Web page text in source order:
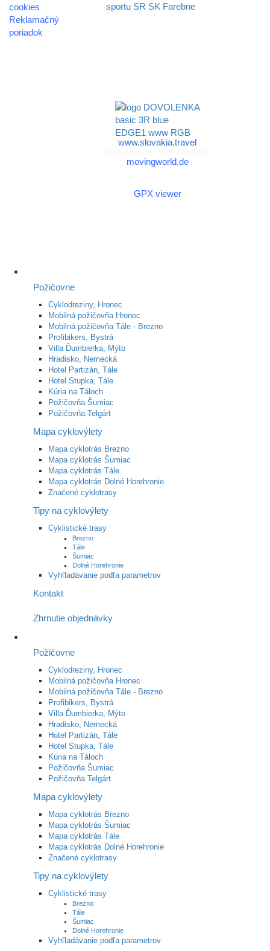
cookies
Reklamačný
poriadok
www.slovakia.travel
movingworld.de
GPX viewer
Požičovne
Cyklodreziny, Hronec
Mobilná požičovňa Hronec
Mobilná požičovňa Tále - Brezno
Profibikers, Bystrá
Villa Ďumbierka, Mýto
Hradisko, Nemecká
Hotel Partizán, Tále
Hotel Stupka, Tále
Kúria na Táloch
Požičovňa Šumiac
Požičovňa Telgárt
Mapa cyklovýlety
Mapa cyklotrás Brezno
Mapa cyklotrás Šumiac
Mapa cyklotrás Tále
Mapa cyklotrás Dolné Horehronie
Značené cyklotrasy
Tipy na cyklovýlety
Cyklistické trasy
Brezno
Tále
Šumiac
Dolné Horehronie
Vyhľladávanie podľa parametrov
Kontakt
Zhrnutie objednávky
Požičovne
Cyklodreziny, Hronec
Mobilná požičovňa Hronec
Mobilná požičovňa Tále - Brezno
Profibikers, Bystrá
Villa Ďumbierka, Mýto
Hradisko, Nemecká
Hotel Partizán, Tále
Hotel Stupka, Tále
Kúria na Táloch
Požičovňa Šumiac
Požičovňa Telgárt
Mapa cyklovýlety
Mapa cyklotrás Brezno
Mapa cyklotrás Šumiac
Mapa cyklotrás Tále
Mapa cyklotrás Dolné Horehronie
Značené cyklotrasy
Tipy na cyklovýlety
Cyklistické trasy
Brezno
Tále
Šumiac
Dolné Horehronie
Vyhľladávanie podľa parametrov